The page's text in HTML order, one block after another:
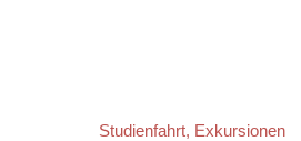
Studienfahrt, Exkursionen